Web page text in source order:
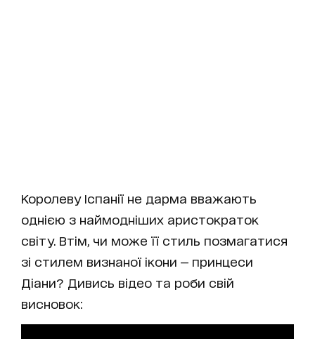
Королеву Іспанії не дарма вважають
однією з наймодніших аристократок
світу. Втім, чи може її стиль позмагатися
зі стилем визнаної ікони — принцеси
Діани? Дивись відео та роби свій
висновок: